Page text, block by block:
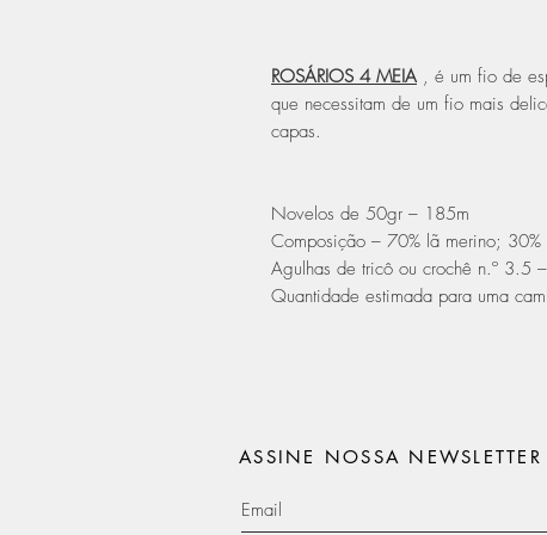
ROSÁRIOS 4 MEIA, é um fio de
que necessitam de um fio mais
capas.
Novelos de 50gr – 185m
Composição – 70% lã merino;
Agulhas de tricô ou crochê n.º 3.5
Quantidade estimada para uma
ASSINE NOSSA NEWSLETTER